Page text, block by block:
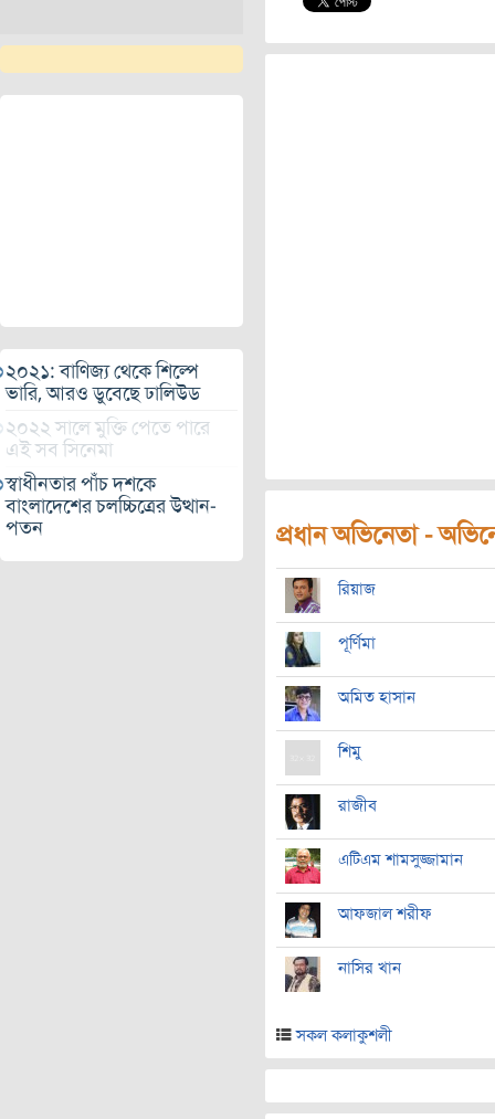
২০২১: বাণিজ্য থেকে শিল্পে
ভারি, আরও ডুবেছে ঢালিউড
২০২২ সালে মুক্তি পেতে পারে
এই সব সিনেমা
স্বাধীনতার পাঁচ দশকে
বাংলাদেশের চলচ্চিত্রের উত্থান-
পতন
প্রধান অভিনেতা -
রিয়াজ
পূর্ণিমা
অমিত হাসান
শিমু
রাজীব
এটিএম শামসুজ্জামান
আফজাল শরীফ
নাসির খান
সকল কলাকুশলী